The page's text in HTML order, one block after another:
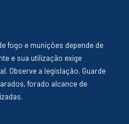
fogo e munições depende de
e sua utilização exige
Observe a legislação. Guarde
forado alcance de